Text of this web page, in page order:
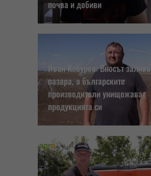
почва и добиви
Иван Кабуров: Вносът залива
пазара, а българските
производители унищожават
продукцията си